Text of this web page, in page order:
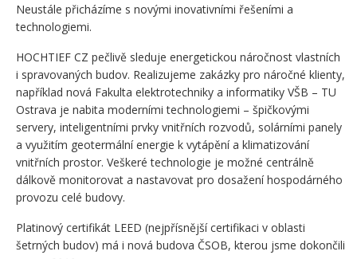
Neustále přicházíme s novými inovativními řešeními a
technologiemi.
HOCHTIEF CZ pečlivě sleduje energetickou náročnost vlastních
i spravovaných budov. Realizujeme zakázky pro náročné klienty,
například nová Fakulta elektrotechniky a informatiky VŠB – TU
Ostrava je nabita moderními technologiemi – špičkovými
servery, inteligentními prvky vnitřních rozvodů, solárními panely
a využitím geotermální energie k vytápění a klimatizování
vnitřních prostor. Veškeré technologie je možné centrálně
dálkově monitorovat a nastavovat pro dosažení hospodárného
provozu celé budovy.
Platinový certifikát LEED (nejpřísnější certifikaci v oblasti
šetrných budov) má i nová budova ČSOB, kterou jsme dokončili